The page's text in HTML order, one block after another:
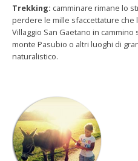
Trekking: camminare rimane lo
perdere le mille sfaccettature che
Villaggio San Gaetano in
monte Pasubio o altri luoghi di
naturalistico.